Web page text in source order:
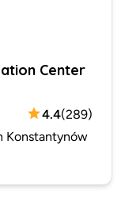
Center
4.4(289)
Konstantynów